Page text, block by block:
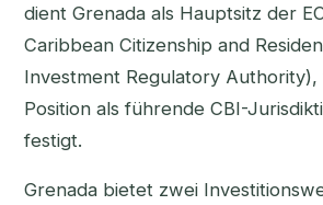
dient Grenada als Hauptsitz der
Caribbean Citizenship and
Investment Regulatory Authority),
Position als führende CBI-
festigt.
Grenada bietet zwei